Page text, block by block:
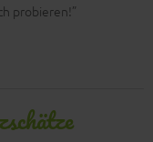
probieren!”